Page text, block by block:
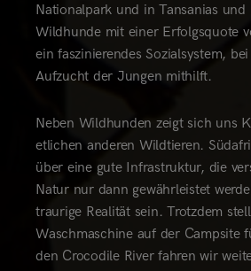
Nationalpark und in Tansanias und
Wildhunde mit einer Erfolgsquote
ein faszinierendes Sozialsystem,
Aufzucht der Jungen mithilft.
Neben Wildhunden zeigt sich uns
etlichen anderen Wildtieren.
über eine gute Infrastruktur, die
Natur nur dann gewährleistet
traurige Realität sein. Trotzdem
Waschmaschine auf der Campsite
den Crocodile River fahren wir